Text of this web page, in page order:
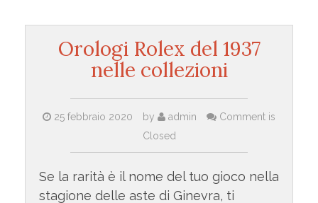
Orologi Rolex del 1937
nelle collezioni
25 febbraio 2020 by admin
Comment is
Closed
Se la rarità è il nome del tuo gioco nella
stagione delle aste di Ginevra, ti